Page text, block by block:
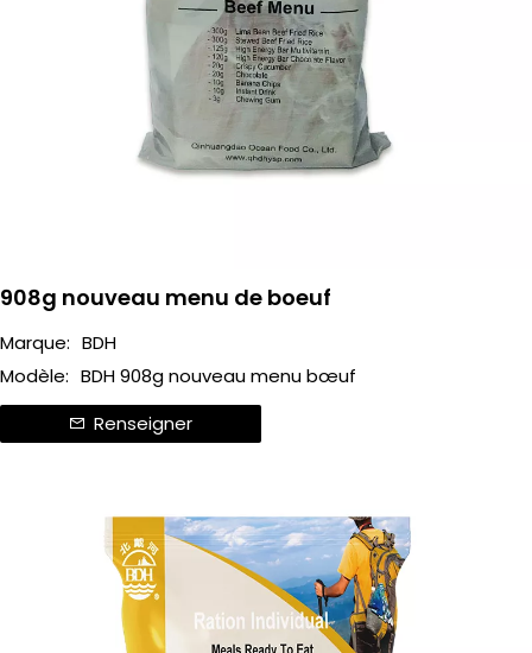
908g nouveau menu de boeuf
Marque: BDH
Modèle: BDH 908g nouveau menu bœuf
Renseigner